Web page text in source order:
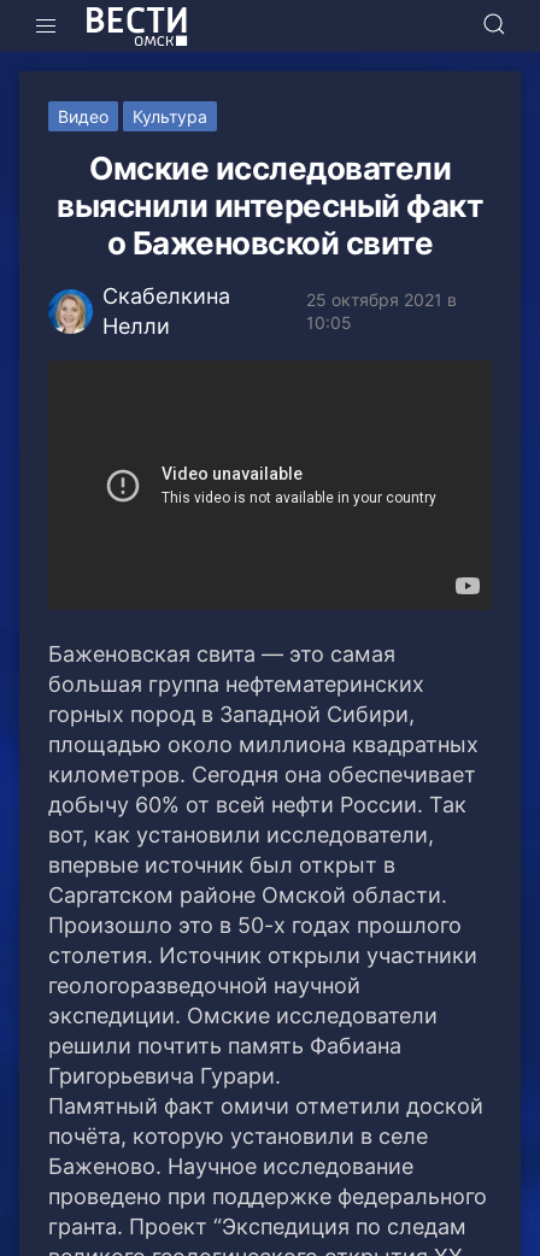
Видео Культура
Омские исследователи
выяснили интересный факт
о Баженовской свите
Скабелкина
Нелли
25 октября 2021 в
10:05
Баженовская свита — это самая
большая группа нефтематеринских
горных пород в Западной Сибири,
площадью около миллиона квадратных
километров. Сегодня она обеспечивает
добычу 60% от всей нефти России. Так
вот, как установили исследователи,
впервые источник был открыт в
Саргатском районе Омской области.
Произошло это в 50-х годах прошлого
столетия. Источник открыли участники
геологоразведочной научной
экспедиции. Омские исследователи
решили почтить память Фабиана
Григорьевича Гурари.
Памятный факт омичи отметили доской
почёта, которую установили в селе
Баженово. Научное исследование
проведено при поддержке федерального
гранта. Проект “Экспедиция по следам